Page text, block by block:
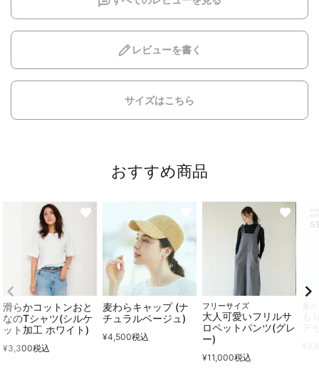
レビューを書く
サイズはこちら
おすすめ商品
滑らかコットンおと
なのTシャツ(シルケ
ット加工 ホワイト)
¥3,300税込
麦わらキャップ (ナ
チュラルベージュ)
¥4,500税込
フリーサイズ
大人可愛いフリルサ
ロペットパンツ(グレ
ー)
¥11,000税込